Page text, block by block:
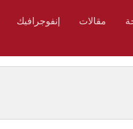
مقالات إنفوجرافيك